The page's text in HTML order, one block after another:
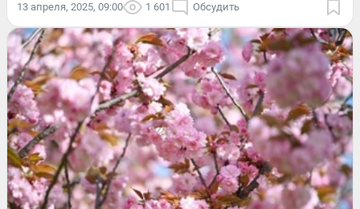
13 апреля, 2025, 09:00 1 601 Обсудить